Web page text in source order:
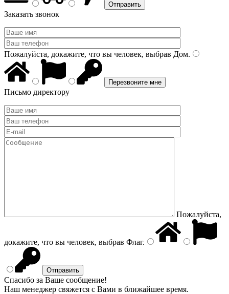
Заказать звонок
Пожалуйста, докажите, что вы человек, выбрав Дом.
Письмо директору
Пожалуйста,
докажите, что вы человек, выбрав Флаг.
Спасибо за Ваше сообщение!
Наш менеджер свяжется с Вами в ближайшее время.